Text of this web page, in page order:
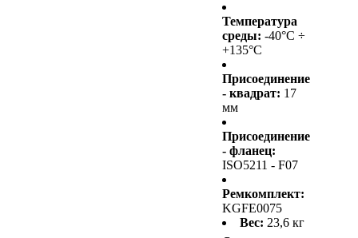
Температура
среды: -40°C ÷
+135°C
Присоединение
- квадрат: 17
мм
Присоединение
- фланец:
ISO5211 - F07
Ремкомплект:
KGFE0075
Вес: 23,6 кг